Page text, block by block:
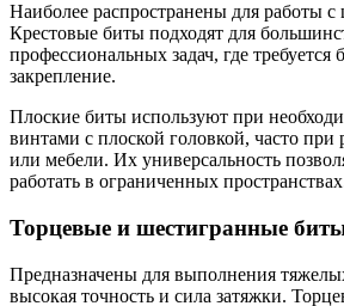
Наиболее распространены для работы
Крестовые биты подходят для
профессиональных задач, где
закрепление.
Плоские биты используют при
винтами с плоской головкой, часто при
или мебели. Их универсальность
работать в ограниченных
Торцевые и шестигранные
Предназначены для выполнения
высокая точность и сила затяжки.